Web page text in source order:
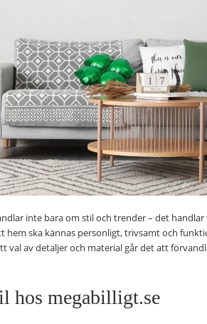
inte bara om stil och trender – det
hem ska kännas personligt, trivsamt och
val av detaljer och material går det att
hos megabilligt.se